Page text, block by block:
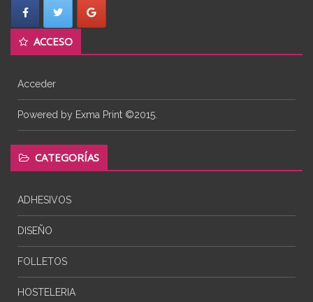
ACCESO
Acceder
Powered by Exma Print ©2015.
CATEGORÍAS
ADHESIVOS
DISEÑO
FOLLETOS
HOSTELERIA